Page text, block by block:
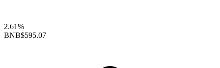
2.61%
BNB$595.07